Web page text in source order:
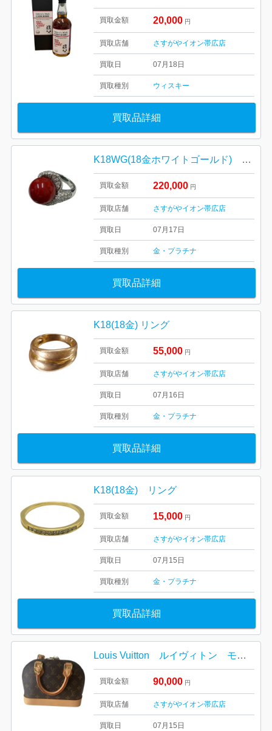
買取金額 20,000 円
買取店舗 さすがやイオン帯広店
買取日 07月18日
買取種別 ウィスキー
買取品詳細
K18WG(18金ホワイトゴールド) 珊瑚 ダイヤ リング
買取金額 220,000 円
買取店舗 さすがやイオン帯広店
買取日 07月17日
買取種別 金・プラチナ
買取品詳細
K18(18金) リング
買取金額 55,000 円
買取店舗 さすがやイオン帯広店
買取日 07月16日
買取種別 金・プラチナ
買取品詳細
K18(18金) リング
買取金額 15,000 円
買取店舗 さすがやイオン帯広店
買取日 07月15日
買取種別 金・プラチナ
買取品詳細
Louis Vuitton ルイヴィトン モノグラム アルマBB
買取金額 90,000 円
買取店舗 さすがやイオン帯広店
買取日 07月15日